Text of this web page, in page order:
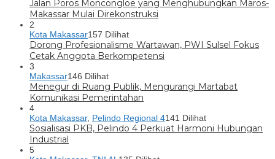
Jalan Poros Moncongloe yang Menghubungkan Maros-
Makassar Mulai Direkonstruksi
2
Kota Makassar157 Dilihat
Dorong Profesionalisme Wartawan, PWI Sulsel Fokus
Cetak Anggota Berkompetensi
3
Makassar146 Dilihat
Menegur di Ruang Publik, Mengurangi Martabat
Komunikasi Pemerintahan
4
Kota Makassar, Pelindo Regional 4141 Dilihat
Sosialisasi PKB, Pelindo 4 Perkuat Harmoni Hubungan
Industrial
5